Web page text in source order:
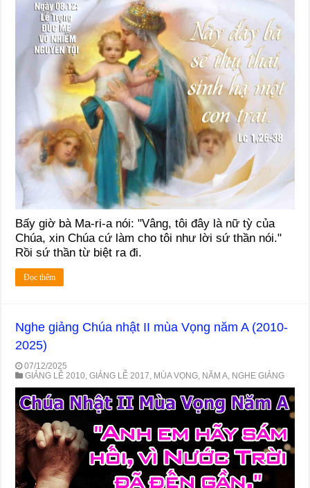
Bấy giờ bà Ma-ri-a nói: "Vâng, tôi đây là nữ tỳ của
Chúa, xin Chúa cứ làm cho tôi như lời sứ thần nói."
Rồi sứ thần từ biệt ra đi.
Đọc thêm
Nghe giảng Chúa nhật II mùa Vọng năm A (2010-
2025)
07/12/2025
GIẢNG LỄ 2010,GIẢNG LỄ 2017, MÙA VỌNG, NĂM A, NGHE GIẢNG